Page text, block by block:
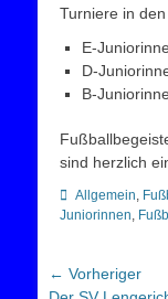
Turniere in
E-
D-
B-
sind herzlich
Kategorien
Allgemein,
Juniorinnen,
← Vorheriger